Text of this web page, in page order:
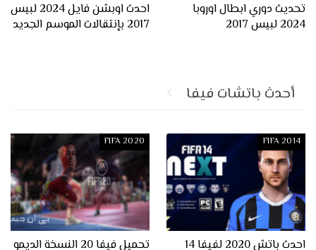
تحديث دوري ابطال اوروبا
2024 لبيس 2017
احدث اوبشن فايل 2024 لبيس
2017 بإنتقالات الموسم الجديد
أحدث باتشات فيفا
FIFA 2014
احدث باتش 2020 لفيفا 14
FIFA 2020
تحميل فيفا 20 النسخة الديمو